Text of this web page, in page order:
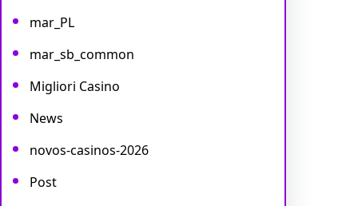
mar_PL
mar_sb_common
Migliori Casino
News
novos-casinos-2026
Post